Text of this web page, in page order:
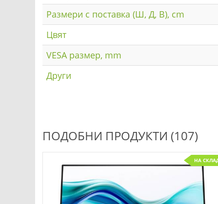
Размери с поставка (Ш, Д, В), cm
Цвят
VESA размер, mm
Други
ПОДОБНИ ПРОДУКТИ (107)
НА